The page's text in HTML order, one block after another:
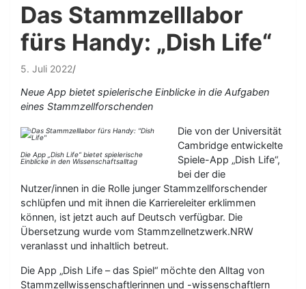
Das Stammzelllabor
fürs Handy: „Dish Life“
5. Juli 2022
Neue App bietet spielerische Einblicke in die Aufgaben
eines Stammzellforschenden
Die App „Dish Life“ bietet spielerische
Einblicke in den Wissenschaftsalltag
Die von der Universität
Cambridge entwickelte
Spiele-App „Dish Life“,
bei der die
Nutzer/innen in die Rolle junger Stammzellforschender
schlüpfen und mit ihnen die Karriereleiter erklimmen
können, ist jetzt auch auf Deutsch verfügbar. Die
Übersetzung wurde vom Stammzellnetzwerk.NRW
veranlasst und inhaltlich betreut.
Die App „Dish Life – das Spiel“ möchte den Alltag von
Stammzellwissenschaftlerinnen und -wissenschaftlern